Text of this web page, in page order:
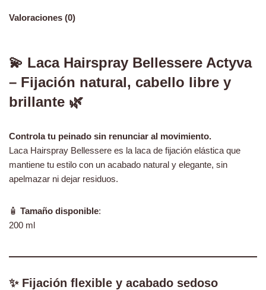
Valoraciones (0)
💫 Laca Hairspray Bellessere Actyva
– Fijación natural, cabello libre y
brillante 🌿
Controla tu peinado sin renunciar al movimiento.
Laca Hairspray Bellessere es la laca de fijación elástica que
mantiene tu estilo con un acabado natural y elegante, sin
apelmazar ni dejar residuos.
🧴 Tamaño disponible:
200 ml
✨ Fijación flexible y acabado sedoso